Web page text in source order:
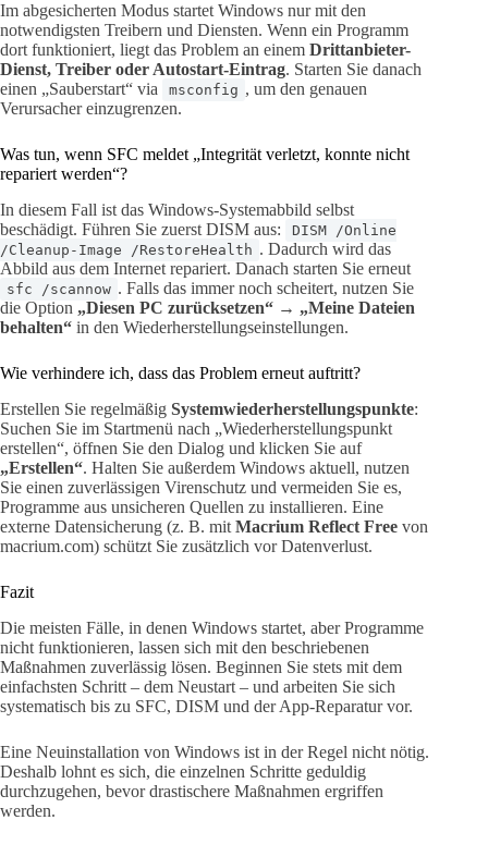
Im abgesicherten Modus startet Windows nur mit den
notwendigsten Treibern und Diensten. Wenn ein Programm
dort funktioniert, liegt das Problem an einem Drittanbieter-
Dienst, Treiber oder Autostart-Eintrag. Starten Sie danach
einen „Sauberstart“ via
msconfig , um den genauen
Verursacher einzugrenzen.
Was tun, wenn SFC meldet „Integrität verletzt, konnte nicht
repariert werden“?
In diesem Fall ist das Windows-Systemabbild selbst
beschädigt. Führen Sie zuerst DISM aus:
DISM /Online
/Cleanup-Image /RestoreHealth . Dadurch wird das
Abbild aus dem Internet repariert. Danach starten Sie erneut
sfc /scannow . Falls das immer noch scheitert, nutzen Sie
die Option „Diesen PC zurücksetzen“ → „Meine Dateien
behalten“ in den Wiederherstellungseinstellungen.
Wie verhindere ich, dass das Problem erneut auftritt?
Erstellen Sie regelmäßig Systemwiederherstellungspunkte:
Suchen Sie im Startmenü nach „Wiederherstellungspunkt
erstellen“, öffnen Sie den Dialog und klicken Sie auf
„Erstellen“. Halten Sie außerdem Windows aktuell, nutzen
Sie einen zuverlässigen Virenschutz und vermeiden Sie es,
Programme aus unsicheren Quellen zu installieren. Eine
externe Datensicherung (z. B. mit Macrium Reflect Free von
macrium.com) schützt Sie zusätzlich vor Datenverlust.
Fazit
Die meisten Fälle, in denen Windows startet, aber Programme
nicht funktionieren, lassen sich mit den beschriebenen
Maßnahmen zuverlässig lösen. Beginnen Sie stets mit dem
einfachsten Schritt – dem Neustart – und arbeiten Sie sich
systematisch bis zu SFC, DISM und der App-Reparatur vor.
Eine Neuinstallation von Windows ist in der Regel nicht nötig.
Deshalb lohnt es sich, die einzelnen Schritte geduldig
durchzugehen, bevor drastischere Maßnahmen ergriffen
werden.